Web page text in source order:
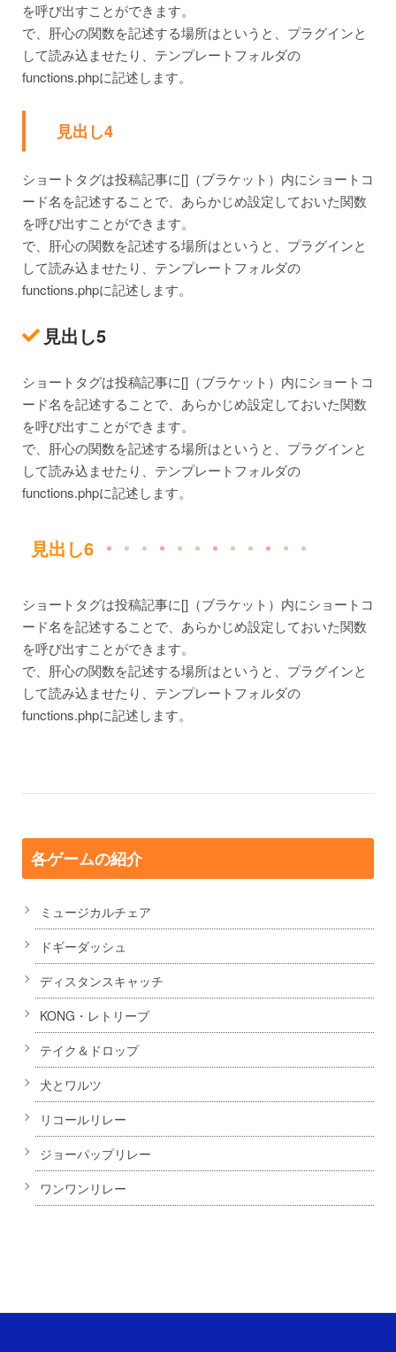
を呼び出すことができます。
で、肝心の関数を記述する場所はというと、プラグインと
して読み込ませたり、テンプレートフォルダの
functions.phpに記述します。
見出し4
ショートタグは投稿記事に[]（ブラケット）内にショートコ
ード名を記述することで、あらかじめ設定しておいた関数
を呼び出すことができます。
で、肝心の関数を記述する場所はというと、プラグインと
して読み込ませたり、テンプレートフォルダの
functions.phpに記述します。
見出し5
ショートタグは投稿記事に[]（ブラケット）内にショートコ
ード名を記述することで、あらかじめ設定しておいた関数
を呼び出すことができます。
で、肝心の関数を記述する場所はというと、プラグインと
して読み込ませたり、テンプレートフォルダの
functions.phpに記述します。
見出し6
ショートタグは投稿記事に[]（ブラケット）内にショートコ
ード名を記述することで、あらかじめ設定しておいた関数
を呼び出すことができます。
で、肝心の関数を記述する場所はというと、プラグインと
して読み込ませたり、テンプレートフォルダの
functions.phpに記述します。
各ゲームの紹介
ミュージカルチェア
ドギーダッシュ
ディスタンスキャッチ
KONG・レトリーブ
テイク＆ドロップ
犬とワルツ
リコールリレー
ジョーパップリレー
ワンワンリレー